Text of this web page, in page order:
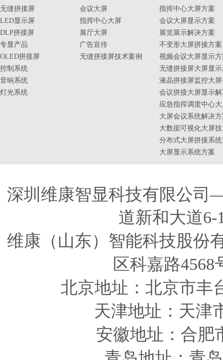
无缝拼接屏
LED显示屏
DLP拼接屏
专显产品
OLED拼接屏
控制系统
音响系统
灯光系统
会议大屏
指挥中心大屏
展厅大屏
广告宣传
无缝拼接屏技术案例
指挥中心大屏方案
会议大屏显示方案
展览展示解决方案
不变形大屏拼接方案
视频会议大屏显示
无缝拼接屏大屏显
液晶拼接屏监控大
会议拼接大屏显示
应急指挥调度中心
大屏会议系统解决
大数据可视化大屏
分布式大屏拼接系
大屏显示系统方案
深圳维康智显科技有限公
道新和大道6-
维康（山东）智能科技股
区科嘉路
北京地址：北京市丰
天津地址 ：天津
安徽地址 ：合